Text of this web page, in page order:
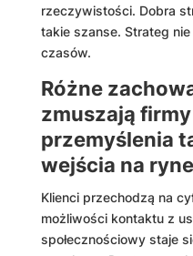
rzeczywistości. Dobra
takie szanse. Strateg
czasów.
Różne
zmuszają
przemyślenia
wejścia na
Klienci przechodzą na
możliwości kontaktu z
społecznościowy staje